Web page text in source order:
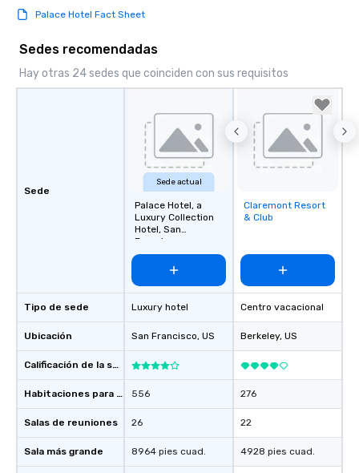
about waiting in line
than desirable table.
everyone is treated
immediate seating
What’s more, your
a special warm
be printed featuring
which can be an
For added ease, we
transportation pick-
as well as an event
for groups that desire
experience, we can
an evening helicopter
glittering lights of The
Memorable
remember. Our one-
are special, from the
Palace Hotel Fact Sheet
Sedes recomendadas
Hay otras 24 sedes que coinciden con sus requisitos
Sede
Tipo de sede
Ubicación
Calificación de la sede
Habitaciones para huéspedes
Salas de reuniones
Sala más grande
Sede actual
Palace Hotel, a
Luxury Collection
Hotel, San
Francisco
Luxury hotel
San Francisco, US
556
26
8964 pies cuad.
Removed from
favorites
Claremont Resort
& Club
Centro vacacional
Berkeley, US
276
22
4928 pies cuad.